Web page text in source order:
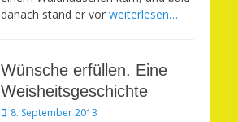
danach stand er vor weiterlesen…
Wünsche erfüllen. Eine
Weisheitsgeschichte
Veröffentlicht
8. September 2013